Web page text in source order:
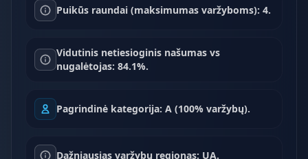
Puikūs raundai (maksimumas varžyboms): 4.
Vidutinis netiesioginis našumas vs
nugalėtojas: 84.1%.
Pagrindinė kategorija: A (100% varžybų).
Dažniausias varžybų regionas: UA.